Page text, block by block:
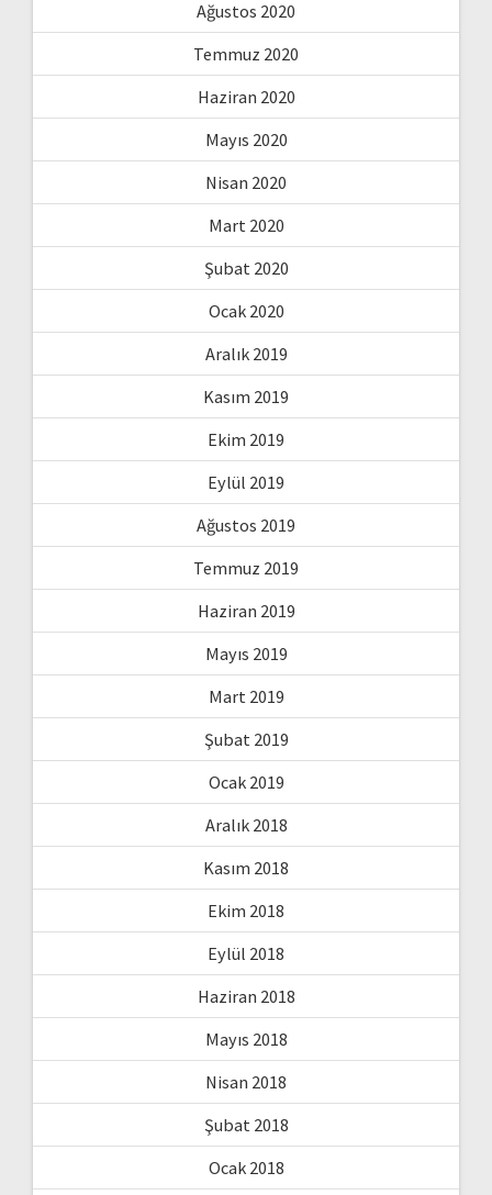
Ağustos 2020
Temmuz 2020
Haziran 2020
Mayıs 2020
Nisan 2020
Mart 2020
Şubat 2020
Ocak 2020
Aralık 2019
Kasım 2019
Ekim 2019
Eylül 2019
Ağustos 2019
Temmuz 2019
Haziran 2019
Mayıs 2019
Mart 2019
Şubat 2019
Ocak 2019
Aralık 2018
Kasım 2018
Ekim 2018
Eylül 2018
Haziran 2018
Mayıs 2018
Nisan 2018
Şubat 2018
Ocak 2018